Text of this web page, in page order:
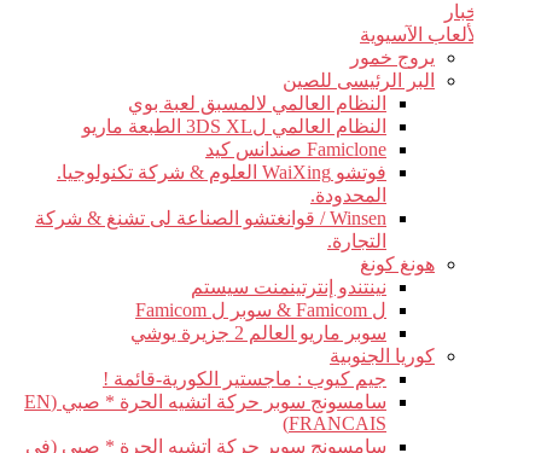
أخبار
الألعاب الآسيوية
يروج خمور
البر الرئيسى للصين
النظام العالمي لالمسبق لعبة بوي
النظام العالمي ل3DS XL الطبعة ماريو
Famiclone صندانس كيد
فوتشو WaiXing العلوم & شركة تكنولوجيا.
المحدودة.
Winsen / قوانغتشو الصناعة لى تشنغ & شركة
التجارة.
هونغ كونغ
نينتندو إنترتينمنت سيستم
ل Famicom & سوبر ل Famicom
سوبر ماريو العالم 2 جزيرة يوشي
كوريا الجنوبية
جيم كيوب : ماجستير الكورية-قائمة !
سامسونج سوبر حركة اتشيه الحرة * صبي (EN
FRANCAIS)
سامسونج سوبر حركة اتشيه الحرة * صبي (في